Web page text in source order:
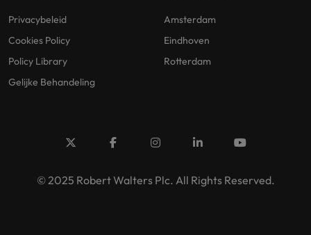
Privacybeleid
Cookies Policy
Policy Library
Gelijke Behandeling
Amsterdam
Eindhoven
Rotterdam
© 2025 Robert Walters Plc. All Rights Reserved.